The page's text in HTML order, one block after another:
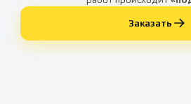
Заказать